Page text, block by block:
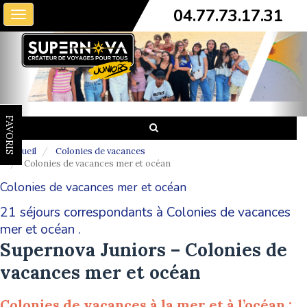
Toggle
navigation
04.77.73.17.31
FAVORIS
Accueil
Colonies de vacances
Colonies de vacances mer et océan
Colonies de vacances mer et océan
21 séjours correspondants à Colonies de vacances
mer et océan .
Supernova Juniors – Colonies de
vacances mer et océan